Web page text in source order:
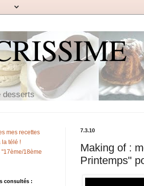
desserts
7.3.10
Making of :
Printemps"
mes recettes
la télé !
18ème
consultés :